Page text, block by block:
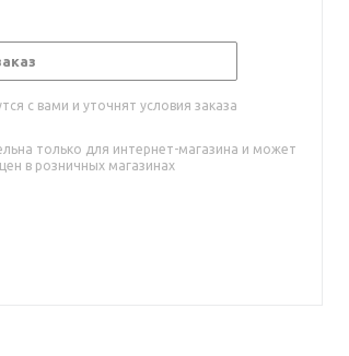
с вами и уточнят условия заказа
только для интернет-магазина и может
в розничных магазинах